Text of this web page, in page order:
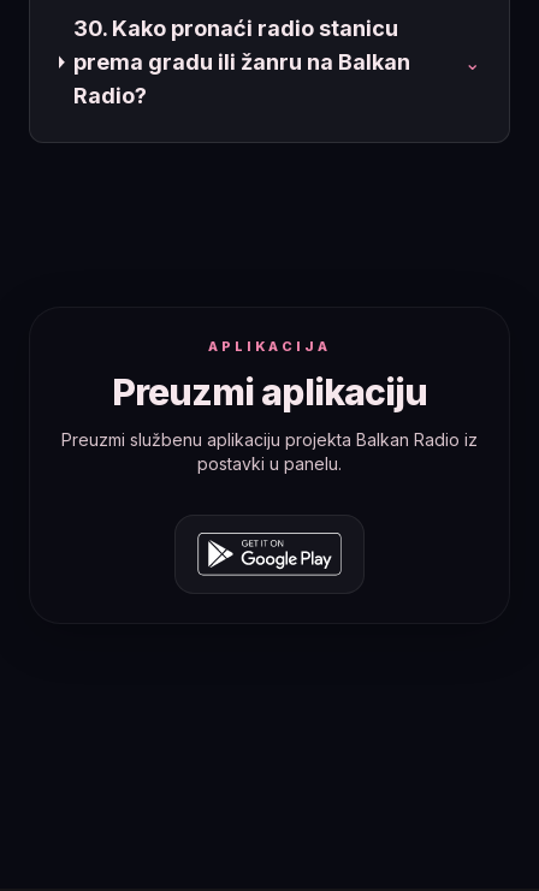
30. Kako pronaći radio stanicu
prema gradu ili žanru na Balkan
Radio?
⌄
APLIKACIJA
Preuzmi aplikaciju
Preuzmi službenu aplikaciju projekta Balkan Radio iz
postavki u panelu.